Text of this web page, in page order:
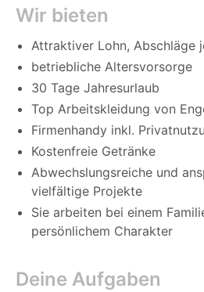
Wir bieten
Attraktiver Lohn, Abschläge
betriebliche Altersvorsorge
30 Tage Jahresurlaub
Top Arbeitskleidung von
Firmenhandy inkl.
Kostenfreie Getränke
Abwechslungsreiche und
vielfältige Projekte
Sie arbeiten bei einem
persönlichem Charakter
Deine Aufgaben